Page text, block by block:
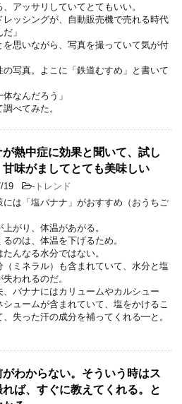
、アッサリしていてとてもいい。
ッシングが、自動販売機で売れる時代
」
を思いながら、写真を撮っていて気が付
の写真。よこに「鉄道むすめ」と書いて
体なんだろう」
べてみた。
熱中症に効果と聞いて、試し
甘味がましてとても美味しい
19 - トレンド
には「塩バナナ」がおすすめ（おうちご
がり、体温があがる。
のは、体温を下げるため。
たんなる水分ではない。
（ミネラル）も含まれていて、水分と塩
われるのだ。
、バナナにはカリュームやカルシュー
シュームが含まれていて、塩をかけるこ
、失った汗の成分を補ってくれる━と。
わからない。そういう時はス
れば、すぐに教えてくれる。と